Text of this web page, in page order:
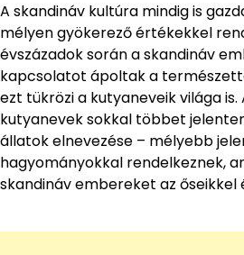
A skandináv kultúra mindig is
mélyen gyökerező értékekkel
évszázadok során a skandináv
kapcsolatot ápoltak a
ezt tükrözi a kutyaneveik világa is.
kutyanevek sokkal többet
állatok elnevezése – mélyebb
hagyományokkal rendelkeznek,
skandináv embereket az őseikkel